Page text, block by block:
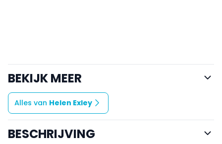
BEKIJK MEER
Alles van Helen Exley
BESCHRIJVING